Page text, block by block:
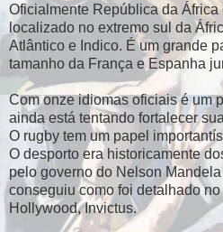
Oficialmente República da África
localizado no extremo sul da
Atlântico e Indico. É um grande
tamanho da França e Espanha
Com onze idiomas oficiais é um
ainda está tentando fortalecer
O rugby tem um papel
O desporto era historicamente
pelo governo do Nelson
conseguiu como foi detalhado
Hollywood, Invictus.